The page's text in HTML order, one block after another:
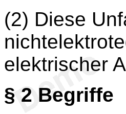
(2) Diese
elektrischer
§ 2 Begriffe